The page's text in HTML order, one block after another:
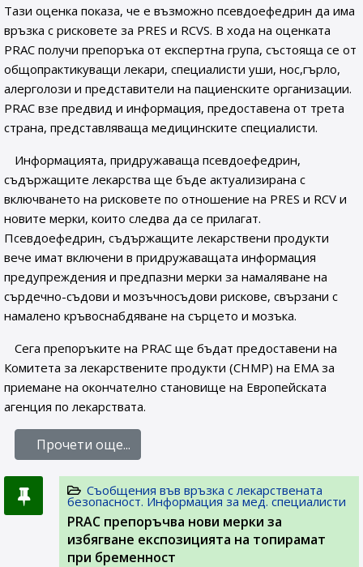
Тази оценка показа, че е възможно псевдоефедрин да има
връзка с рисковете за PRES и RCVS. В хода на оценката
PRAC получи препоръка от експертна група, състояща се от
общопрактикуващи лекари, специалисти уши, нос,гърло,
алерголози и представители на пациенските организации.
PRAC взе предвид и информация, предоставена от трета
страна, представляваща медицинските специалисти.
Информацията, придружаваща псевдоефедрин,
съдържащите лекарства ще бъде актуализирана с
включването на рисковете по отношение на PRES и RCV и
новите мерки, които следва да се прилагат.
Псевдоефедрин, съдържащите лекарствени продукти
вече имат включени в придружаващата информация
предупреждения и предпазни мерки за намаляване на
сърдечно-съдови и мозъчносъдови рискове, свързани с
намалено кръвоснабдяване на сърцето и мозъка.
Сега препоръките на PRAC ще бъдат предоставени на
Комитета за лекарствените продукти (CHMP) на ЕМА за
приемане на окончателно становище на Европейската
агенция по лекарствата.
Прочети още...
Съобщения във връзка с лекарствената
безопасност. Информация за мед. специалисти
PRAC препоръчва нови мерки за
избягване експозицията на топирамат
при бременност